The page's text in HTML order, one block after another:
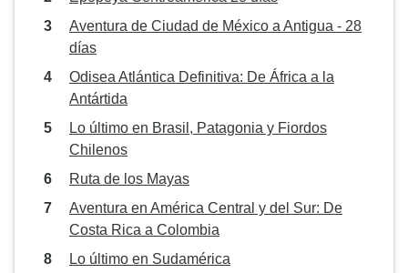
Aventura de Ciudad de México a Antigua - 28
días
Odisea Atlántica Definitiva: De África a la
Antártida
Lo último en Brasil, Patagonia y Fiordos
Chilenos
Ruta de los Mayas
Aventura en América Central y del Sur: De
Costa Rica a Colombia
Lo último en Sudamérica